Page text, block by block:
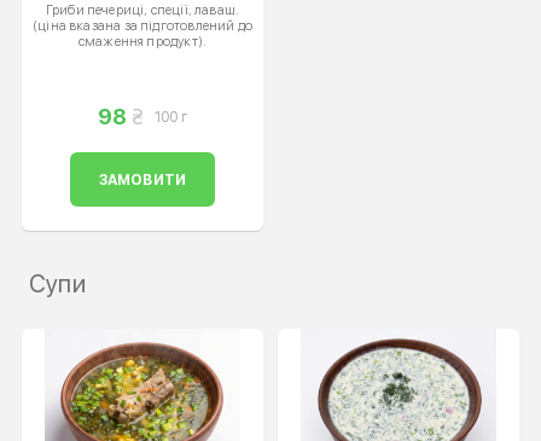
Гриби печериці, спеції, лаваш.
(ціна вказана за підготовлений до
смаження продукт).
98 100 г
ЗАМОВИТИ
Супи